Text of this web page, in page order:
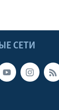
СЕТИ